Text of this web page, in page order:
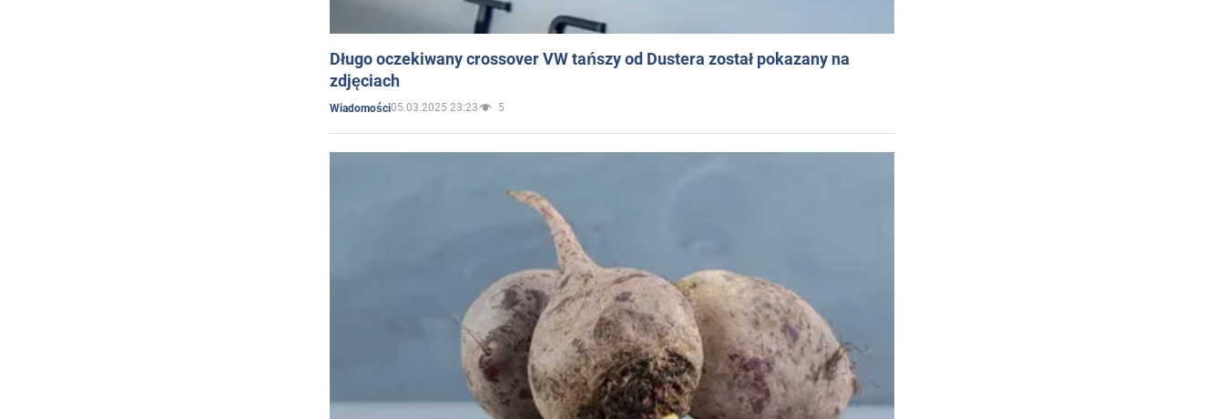
Długo oczekiwany crossover VW tańszy od Dustera został pokazany na
zdjęciach
Wiadomości05.03.2025 23:23 5